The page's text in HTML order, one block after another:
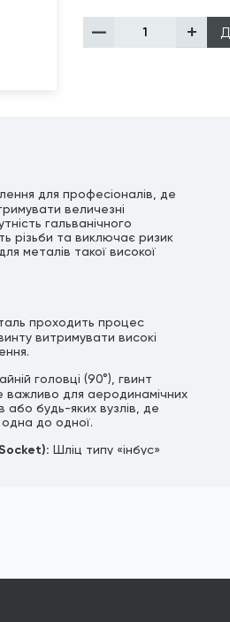
для професіоналів, де
величезні
гальванічного
різьби та виключає ризик
металів такої високої
проходить процес
витримувати високі
головці (90°), гвинт
важливо для аеродинамічних
або будь-яких вузлів, де
до одної.
Шліц типу «інбус»
в штуках (фасований в